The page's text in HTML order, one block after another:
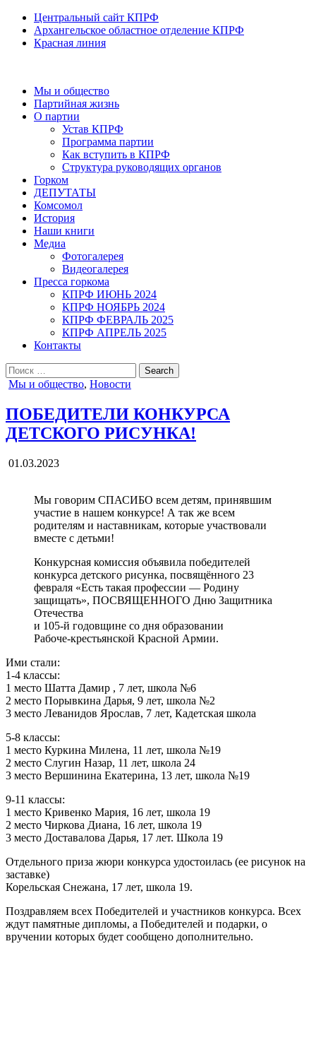
Центральный сайт КПРФ
Архангельское областное отделение КПРФ
Красная линия
Мы и общество
Партийная жизнь
О партии
Устав КПРФ
Программа партии
Как вступить в КПРФ
Структура руководящих органов
Горком
ДЕПУТАТЫ
Комсомол
История
Наши книги
Медиа
Фотогалерея
Видеогалерея
Пресса горкома
КПРФ ИЮНЬ 2024
КПРФ НОЯБРЬ 2024
КПРФ ФЕВРАЛЬ 2025
КПРФ АПРЕЛЬ 2025
Контакты
Search
for:
Posted
Мы и общество, Новости
ПОБЕДИТЕЛИ КОНКУРСА
ДЕТСКОГО РИСУНКА!
01.03.2023
Мы говорим СПАСИБО всем детям, принявшим
участие в нашем конкурсе! А так же всем
родителям и наставникам, которые участвовали
вместе с детьми!
Конкурсная комиссия объявила победителей
конкурса детского рисунка, посвящённого 23
февраля «Есть такая профессии — Родину
защищать», ПОСВЯЩЕННОГО Дню Защитника
Отечества
и 105-й годовщине со дня образовании
Рабоче-крестьянской Красной Армии.
Ими стали:
1-4 классы:
1 место Шатта Дамир , 7 лет, школа №6
2 место Порывкина Дарья, 9 лет, школа №2
3 место Леванидов Ярослав, 7 лет, Кадетская школа
5-8 классы:
1 место Куркина Милена, 11 лет, школа №19
2 место Слугин Назар, 11 лет, школа 24
3 место Вершинина Екатерина, 13 лет, школа №19
9-11 классы:
1 место Кривенко Мария, 16 лет, школа 19
2 место Чиркова Диана, 16 лет, школа 19
3 место Доставалова Дарья, 17 лет. Школа 19
Отдельного приза жюри конкурса удостоилась (ее рисунок на
заставке)
Корельская Снежана, 17 лет, школа 19.
Поздравляем всех Победителей и участников конкурса. Всех
ждут памятные дипломы, а Победителей и подарки, о
вручении которых будет сообщено дополнительно.